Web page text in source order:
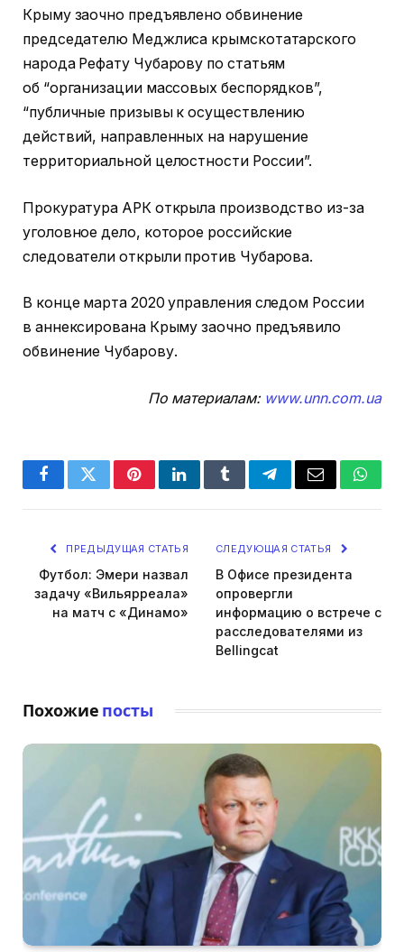
Крыму заочно предъявлено обвинение
председателю Меджлиса крымскотатарского
народа Рефату Чубарову по статьям
об “организации массовых беспорядков”,
“публичные призывы к осуществлению
действий, направленных на нарушение
территориальной целостности России”.
Прокуратура АРК открыла производство из-за
уголовное дело, которое российские
следователи открыли против Чубарова.
В конце марта 2020 управления следом России
в аннексирована Крыму заочно предъявило
обвинение Чубарову.
По материалам: www.unn.com.ua
FacebookTwitterPinterestLinkedInTumblrTelegramEmail
ПРЕДЫДУЩАЯ СТАТЬЯ
Футбол: Эмери назвал
задачу «Вильярреала»
на матч с «Динамо»
СЛЕДУЮЩАЯ СТАТЬЯ
В Офисе президента
опровергли
информацию о встрече с
расследователями из
Bellingcat
Похожие посты